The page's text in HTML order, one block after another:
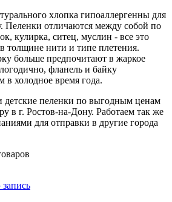
хлопка гипоаллергенны для
Пеленки отличаются между собой по
кулирка, ситец, муслин - все это
толщине нити и типе плетения.
больше предпочитают в жаркое
фланель и байку
в холодное время года.
детские пеленки по выгодным ценам
в г. Ростов-на-Дону. Работаем так же
для отправки в другие города